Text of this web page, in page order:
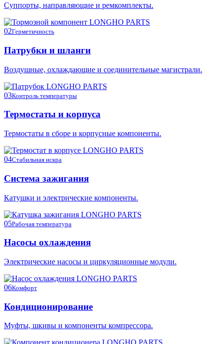
Суппорты, направляющие и ремкомплекты.
02Герметичность
Патрубки и шланги
Воздушные, охлаждающие и соединительные магистрали.
03Контроль температуры
Термостаты и корпуса
Термостаты в сборе и корпусные компоненты.
04Стабильная искра
Система зажигания
Катушки и электрические компоненты.
05Рабочая температура
Насосы охлаждения
Электрические насосы и циркуляционные модули.
06Комфорт
Кондиционирование
Муфты, шкивы и компоненты компрессора.